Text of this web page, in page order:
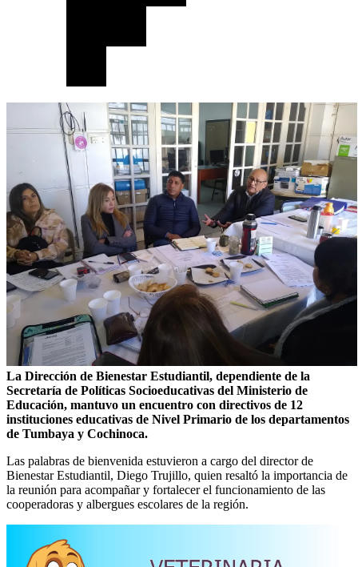
La Dirección de Bienestar Estudiantil, dependiente de la
Secretaría de Políticas Socioeducativas del Ministerio de
Educación, mantuvo un encuentro con directivos de 12
instituciones educativas de Nivel Primario de los departamentos
de Tumbaya y Cochinoca.
Las palabras de bienvenida estuvieron a cargo del director de
Bienestar Estudiantil, Diego Trujillo, quien resaltó la importancia de
la reunión para acompañar y fortalecer el funcionamiento de las
cooperadoras y albergues escolares de la región.